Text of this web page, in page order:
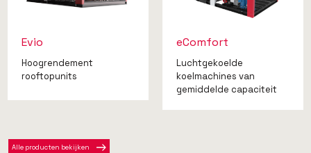
Evio
Hoogrendement
rooftopunits
eComfort
Luchtgekoelde
koelmachines van
gemiddelde capaciteit
Alle producten bekijken